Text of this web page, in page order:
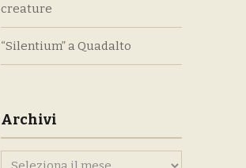
creature
“Silentium” a Quadalto
Archivi
Archivi